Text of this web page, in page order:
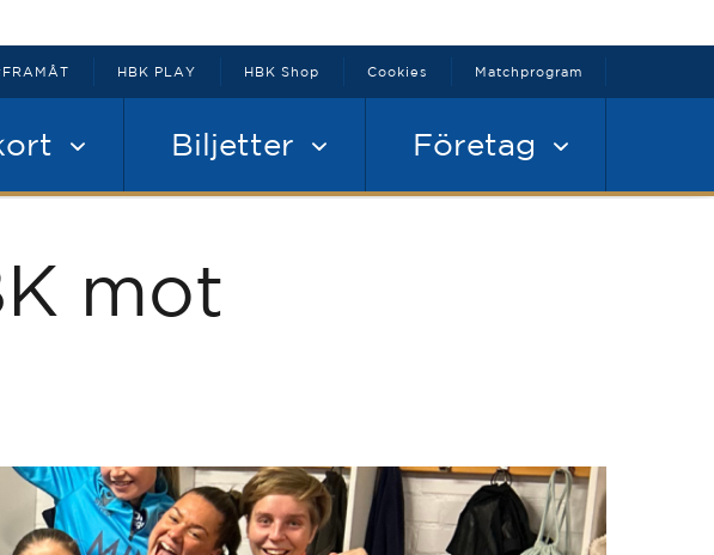
Biljetter Företag
HBK PLAY HBK Shop Cookies Matchprogram
mot